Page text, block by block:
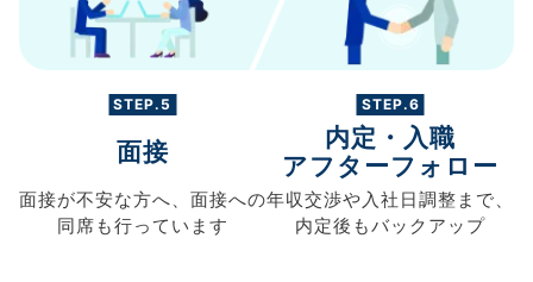
STEP.5
面接
面接が不安な方へ、 面接への
同席も行っています
STEP.6
内定・入職
アフターフォロー
年収交渉や入社日調整まで、
内定後もバックアップ